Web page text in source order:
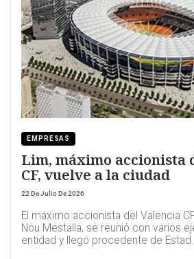
EMPRESAS
Lim, máximo accionista
CF, vuelve a la ciudad
22 De Julio De 2026
El máximo accionista del Valencia
Nou Mestalla, se reunió con varios
entidad y llegó procedente de